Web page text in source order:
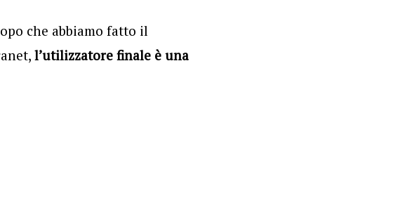
che abbiamo fatto il
l’utilizzatore finale è una